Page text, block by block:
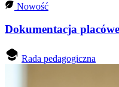
Nowość
Dokumentacja
Rada pedagogiczna